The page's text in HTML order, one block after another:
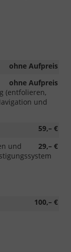
ohne Aufpreis
ohne Aufpreis
(entfolieren,
und
59,– €
29,– €
und
100,– €